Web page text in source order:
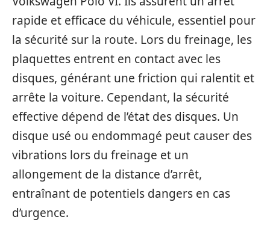
rapide et efficace du véhicule, essentiel pour
la sécurité sur la route. Lors du freinage, les
plaquettes entrent en contact avec les
disques, générant une friction qui ralentit et
arrête la voiture. Cependant, la sécurité
effective dépend de l’état des disques. Un
disque usé ou endommagé peut causer des
vibrations lors du freinage et un
allongement de la distance d’arrêt,
entraînant de potentiels dangers en cas
d’urgence.